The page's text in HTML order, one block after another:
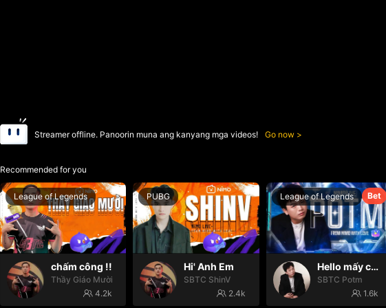
Streamer offline. Panoorin muna ang kanyang mga videos! Go now
Recommended for you
League of Legends
chấm công !!
Thầy Giáo Mười
4.2k
PUBG
Hi' Anh Em
SBTC ShinV
2.4k
Bet
League of Legends
Hello mấy cục Zàng nhaaa
SBTC Potm
1.6k